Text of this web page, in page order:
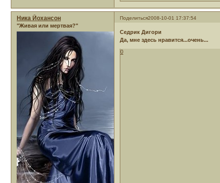
Поделиться2008-10-01 17:37:54
Ника Йохансон
"Живая или мертвая?"
Седрик Дигори
Да, мне здесь нравится...очень...
0